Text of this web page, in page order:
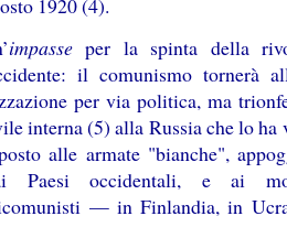
1920 (4).
impasse per la spinta della
il comunismo tornerà
per via politica, ma
interna (5) alla Russia che lo ha
alle armate "bianche",
Paesi occidentali, e ai
— in Finlandia, in